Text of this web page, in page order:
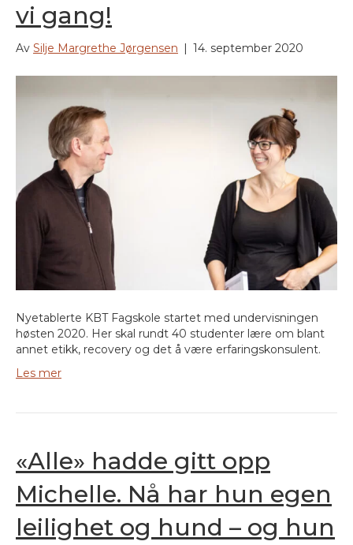
vi gang!
Av Silje Margrethe Jørgensen | 14. september 2020
Nyetablerte KBT Fagskole startet med undervisningen
høsten 2020. Her skal rundt 40 studenter lære om blant
annet etikk, recovery og det å være erfaringskonsulent.
Les mer
«Alle» hadde gitt opp
Michelle. Nå har hun egen
leilighet og hund – og hun